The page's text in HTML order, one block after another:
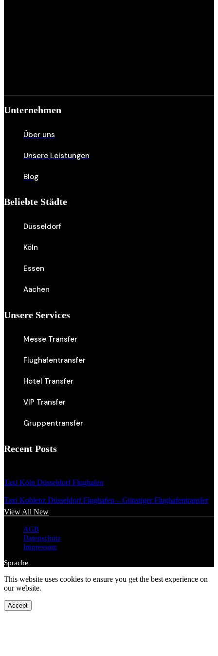
Unternehmen
Über uns
Unsere Leistungen
Blog
Beliebte Städte
Düsseldorf
Köln
Essen
Aachen
Unsere Services
Messe Transfer
Flughafentransfer
Hotel Transfer
VIP Transfer
Gruppentransfer
Recent Posts
Taxi Köln Düsseldorf Flughafen
Taxi Koblenz Düsseldorf Flughafen – Günstiger Flughafentransfer
View All New
AGB
Datenschutz
Impressum
Sprache
This website uses cookies to ensure you get the best experience on
our website.
Accept